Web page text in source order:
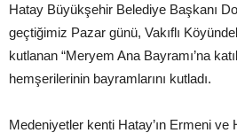
Hatay Büyükşehir Belediye Başkanı
geçtiğimiz Pazar günü, Vakıflı
kutlanan “Meryem Ana Bayramı’na
hemşerilerinin bayramlarını kutladı.
Medeniyetler kenti Hatay’ın Ermeni ve